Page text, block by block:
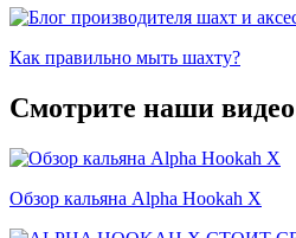
Как правильно мыть шахту?
Смотрите наши видео
Обзор кальяна Alpha Hookah X